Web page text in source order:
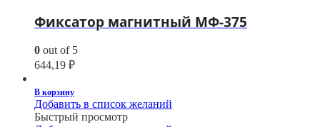
Фиксатор магнитный МФ-375
0 out of 5
644,19 ₽
В корзину
Добавить в список желаний
Быстрый просмотр